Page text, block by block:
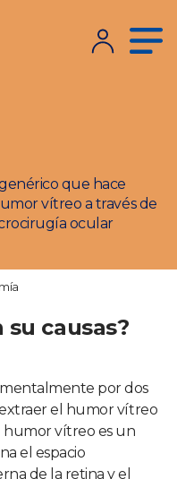
que hace
vítreo a través de
ocular
su causas?
por dos
el humor vítreo
humor vítreo es un
el espacio
de la retina y el